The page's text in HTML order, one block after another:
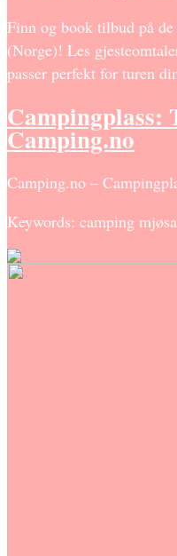
Finn og book tilbud på
(Norge)! Les
passer perfekt for turen
Campingplass:
Camping.no
Camping.no –
Keywords: camping mjøsa